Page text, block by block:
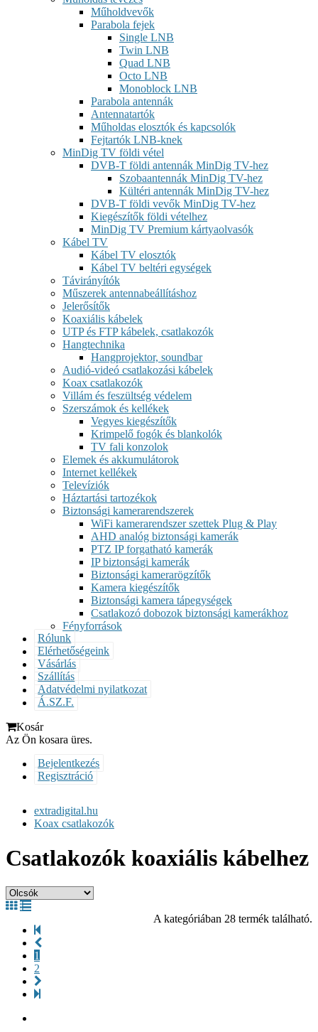
Műholdvevők
Parabola fejek
Single LNB
Twin LNB
Quad LNB
Octo LNB
Monoblock LNB
Parabola antennák
Antennatartók
Műholdas elosztók és kapcsolók
Fejtartók LNB-knek
MinDig TV földi vétel
DVB-T földi antennák MinDig TV-hez
Szobaantennák MinDig TV-hez
Kültéri antennák MinDig TV-hez
DVB-T földi vevők MinDig TV-hez
Kiegészítők földi vételhez
MinDig TV Premium kártyaolvasók
Kábel TV
Kábel TV elosztók
Kábel TV beltéri egységek
Távirányítók
Műszerek antennabeállításhoz
Jelerősítők
Koaxiális kábelek
UTP és FTP kábelek, csatlakozók
Hangtechnika
Hangprojektor, soundbar
Audió-videó csatlakozási kábelek
Koax csatlakozók
Villám és feszültség védelem
Szerszámok és kellékek
Vegyes kiegészítők
Krimpelő fogók és blankolók
TV fali konzolok
Elemek és akkumulátorok
Internet kellékek
Televíziók
Háztartási tartozékok
Biztonsági kamerarendszerek
WiFi kamerarendszer szettek Plug & Play
AHD analóg biztonsági kamerák
PTZ IP forgatható kamerák
IP biztonsági kamerák
Biztonsági kamerarögzítők
Kamera kiegészítők
Biztonsági kamera tápegységek
Csatlakozó dobozok biztonsági kamerákhoz
Fényforrások
Rólunk
Elérhetőségeink
Vásárlás
Szállítás
Adatvédelmi nyilatkozat
Á.SZ.F.
Kosár
Az Ön kosara üres.
Bejelentkezés
Regisztráció
extradigital.hu
Koax csatlakozók
Csatlakozók koaxiális kábelhez
A kategóriában 28 termék található.
1
2